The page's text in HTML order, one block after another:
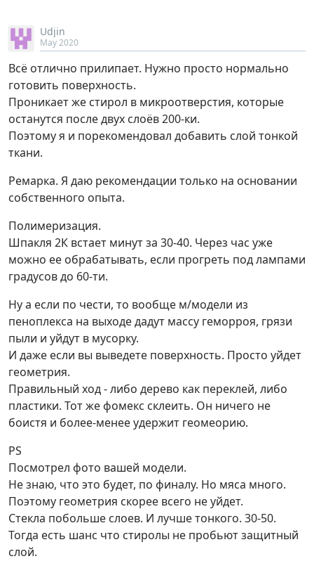
Udjin
May 2020
Всё отлично прилипает. Нужно просто нормально
готовить поверхность.
Проникает же стирол в микроотверстия, которые
останутся после двух слоёв 200-ки.
Поэтому я и порекомендовал добавить слой тонкой
ткани.
Ремарка. Я даю рекомендации только на основании
собственного опыта.
Полимеризация.
Шпакля 2К встает минут за 30-40. Через час уже
можно ее обрабатывать, если прогреть под лампами
градусов до 60-ти.
Ну а если по чести, то вообще м/модели из
пеноплекса на выходе дадут массу геморроя, грязи
пыли и уйдут в мусорку.
И даже если вы выведете поверхность. Просто уйдет
геометрия.
Правильный ход - либо дерево как переклей, либо
пластики. Тот же фомекс склеить. Он ничего не
боистя и более-менее удержит геомеорию.
PS
Посмотрел фото вашей модели.
Не знаю, что это будет, по финалу. Но мяса много.
Поэтому геометрия скорее всего не уйдет.
Стекла побольше слоев. И лучше тонкого. 30-50.
Тогда есть шанс что стиролы не пробьют защитный
слой.